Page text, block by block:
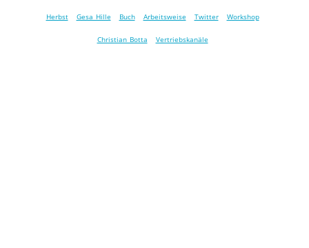
Herbst Gesa Hille Buch Arbeitsweise Twitter Workshop
Christian Botta Vertriebskanäle